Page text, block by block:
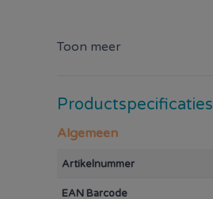
Toon meer
Productspecificaties
Algemeen
Artikelnummer
EAN Barcode